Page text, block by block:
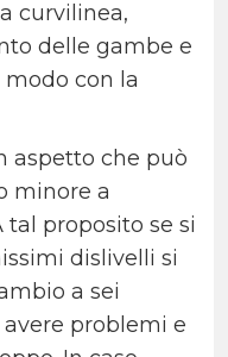
curvilinea,
delle gambe e
con la
aspetto che può
minore a
tal proposito se si
dislivelli si
a sei
problemi e